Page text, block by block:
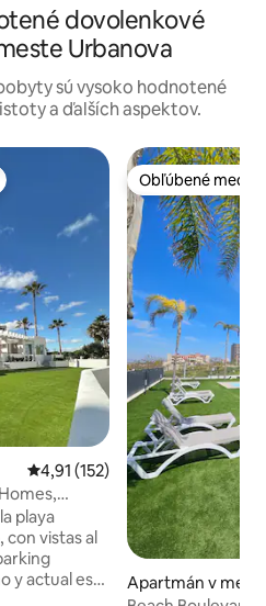
dovolenkové
Urbanova
sú vysoko hodnotené
a ďalších aspektov.
Priemerné ohodnotenie 4,91 z
4,91 (152)
playa
vistas al
y actual es
Obľúbené medzi
Obľúbené medzi
Apartmán v